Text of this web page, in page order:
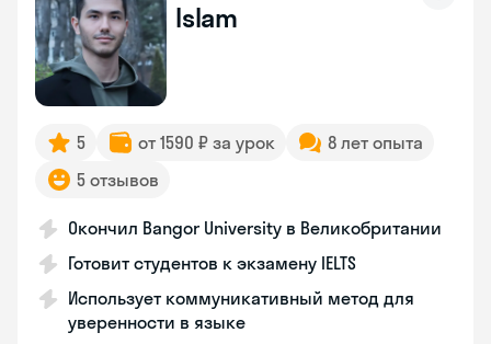
Islam
5 от 1590 ₽ за урок
8 лет опыта
5 отзывов
Окончил Bangor University в Великобритании
Готовит студентов к экзамену IELTS
Использует коммуникативный метод для
уверенности в языке